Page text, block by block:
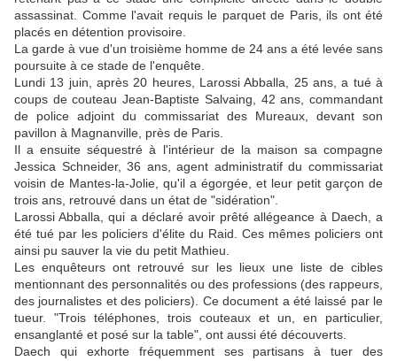
assassinat. Comme l'avait requis le parquet de Paris, ils ont été
placés en détention provisoire.
La garde à vue d'un troisième homme de 24 ans a été levée sans
poursuite à ce stade de l'enquête.
Lundi 13 juin, après 20 heures, Larossi Abballa, 25 ans, a tué à
coups de couteau Jean-Baptiste Salvaing, 42 ans, commandant
de police adjoint du commissariat des Mureaux, devant son
pavillon à Magnanville, près de Paris.
Il a ensuite séquestré à l'intérieur de la maison sa compagne
Jessica Schneider, 36 ans, agent administratif du commissariat
voisin de Mantes-la-Jolie, qu'il a égorgée, et leur petit garçon de
trois ans, retrouvé dans un état de "sidération".
Larossi Abballa, qui a déclaré avoir prêté allégeance à Daech, a
été tué par les policiers d'élite du Raid. Ces mêmes policiers ont
ainsi pu sauver la vie du petit Mathieu.
Les enquêteurs ont retrouvé sur les lieux une liste de cibles
mentionnant des personnalités ou des professions (des rappeurs,
des journalistes et des policiers). Ce document a été laissé par le
tueur. "Trois téléphones, trois couteaux et un, en particulier,
ensanglanté et posé sur la table", ont aussi été découverts.
Daech qui exhorte fréquemment ses partisans à tuer des